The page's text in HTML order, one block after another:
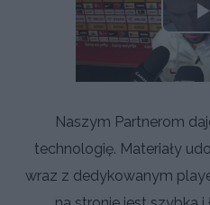
Naszym Partnerom
technologię. Materiały
wraz z dedykowanym